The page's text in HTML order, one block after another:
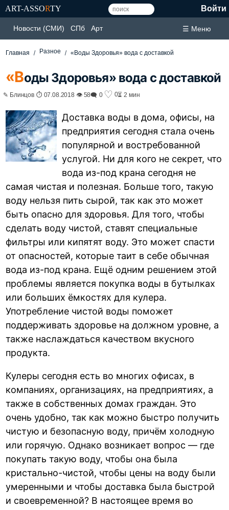
ART-ASSORTY Войти
Новости (СМИ) СПб Арт ☰ Меню
Главная Разное «Воды Здоровья» вода с доставкой
«Воды Здоровья» вода с доставкой
✎ Блинцов ⏱ 07.08.2018 👁 58🗨 0 ♡ 0⏳ 2 мин
Доставка воды в дома, офисы, на
предприятия сегодня стала очень
популярной и востребованной
услугой. Ни для кого не секрет, что
вода из-под крана сегодня не
самая чистая и полезная. Больше того, такую
воду нельзя пить сырой, так как это может
быть опасно для здоровья. Для того, чтобы
сделать воду чистой, ставят специальные
фильтры или кипятят воду. Это может спасти
от опасностей, которые таит в себе обычная
вода из-под крана. Ещё одним решением этой
проблемы является покупка воды в бутылках
или больших ёмкостях для кулера.
Употребление чистой воды поможет
поддерживать здоровье на должном уровне, а
также наслаждаться качеством вкусного
продукта.
Кулеры сегодня есть во многих офисах, в
компаниях, организациях, на предприятиях, а
также в собственных домах граждан. Это
очень удобно, так как можно быстро получить
чистую и безопасную воду, причём холодную
или горячую. Однако возникает вопрос — где
покупать такую воду, чтобы она была
кристально-чистой, чтобы цены на воду были
умеренными и чтобы доставка была быстрой
и своевременной? В настоящее время во